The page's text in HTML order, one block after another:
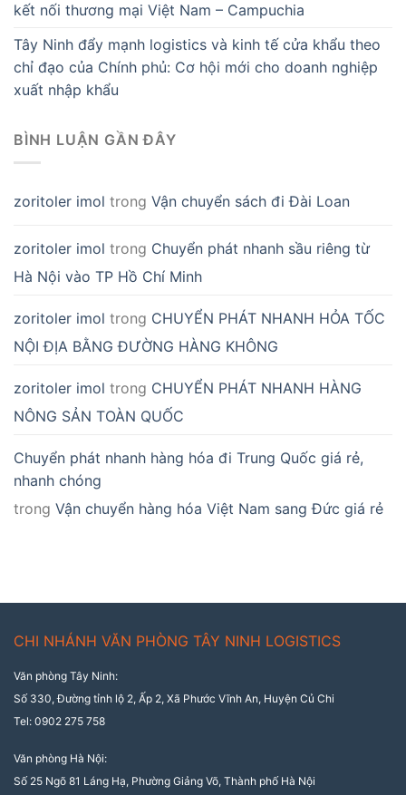
kết nối thương mại Việt Nam – Campuchia
Tây Ninh đẩy mạnh logistics và kinh tế cửa khẩu theo
chỉ đạo của Chính phủ: Cơ hội mới cho doanh nghiệp
xuất nhập khẩu
BÌNH LUẬN GẦN ĐÂY
zoritoler imol trong Vận chuyển sách đi Đài Loan
zoritoler imol trong Chuyển phát nhanh sầu riêng từ
Hà Nội vào TP Hồ Chí Minh
zoritoler imol trong CHUYỂN PHÁT NHANH HỎA TỐC
NỘI ĐỊA BẰNG ĐƯỜNG HÀNG KHÔNG
zoritoler imol trong CHUYỂN PHÁT NHANH HÀNG
NÔNG SẢN TOÀN QUỐC
Chuyển phát nhanh hàng hóa đi Trung Quốc giá rẻ,
nhanh chóng
trong Vận chuyển hàng hóa Việt Nam sang Đức giá rẻ
CHI NHÁNH VĂN PHÒNG TÂY NINH LOGISTICS
Văn phòng Tây Ninh:
Số 330, Đường tỉnh lộ 2, Ấp 2, Xã Phước Vĩnh An, Huyện Củ Chi
Tel: 0902 275 758
Văn phòng Hà Nội:
Số 25 Ngõ 81 Láng Hạ, Phường Giảng Võ, Thành phố Hà Nội